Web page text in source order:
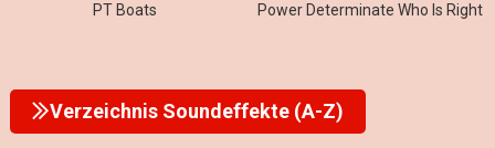
PT Boats Power Determinate Who Is Right
Verzeichnis Soundeffekte (A-Z)